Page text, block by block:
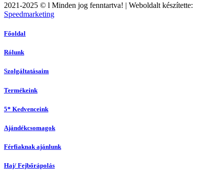
2021-2025 © l Minden jog fenntartva! | Weboldalt készítette:
Speedmarketing
Főoldal
Rólunk
Szolgáltatásaim
Termékeink
5* Kedvenceink
Ajándékcsomagok
Férfiaknak ajánlunk
Haj/ Fejbőrápolás